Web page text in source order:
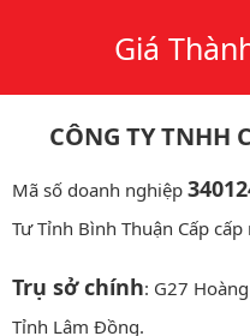
Giá
CÔNG TY TNHH
Mã số doanh nghiệp
Tư Tỉnh Bình Thuận Cấp
Trụ sở chính: G27
Tỉnh Lâm Đồng.